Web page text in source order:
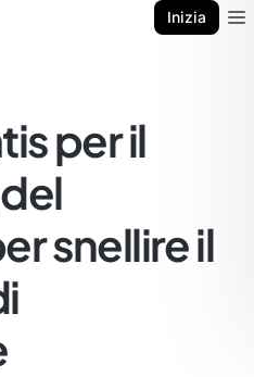
Inizia
per il
snellire il